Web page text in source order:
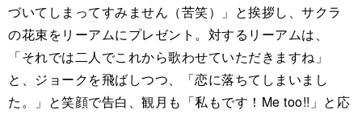
づいてしまってすみません（苦笑）」と挨拶し、サクラ
の花束をリーアムにプレゼント。対するリーアムは、
「それでは二人でこれから歌わせていただきますね」
と、ジョークを飛ばしつつ、「恋に落ちてしまいまし
た。」と笑顔で告白、観月も「私もです！Me too!!」と応